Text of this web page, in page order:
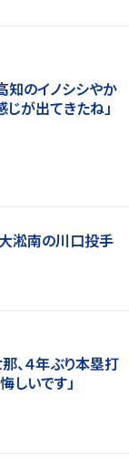
知のイノシシやか
が出てきたね」
淞南の川口投手
、４年ぶり本塁打
しいです」